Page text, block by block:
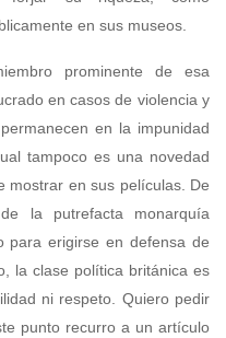
en sus museos.
prominente de esa
en casos de violencia y
en la impunidad
tampoco es una novedad
mostrar en sus películas. De
la putrefacta monarquía
para erigirse en defensa de
la clase política británica es
ni respeto. Quiero pedir
punto recurro a un artículo